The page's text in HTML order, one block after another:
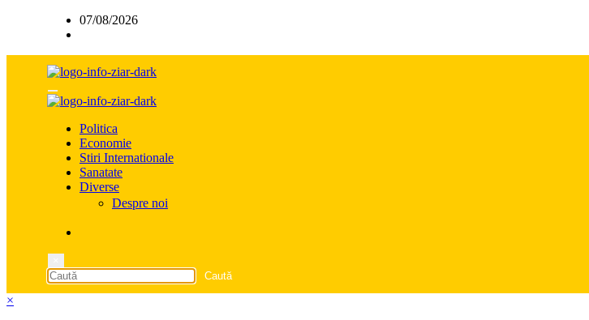
07/08/2026
Politica
Economie
Stiri Internationale
Sanatate
Diverse
Despre noi
×